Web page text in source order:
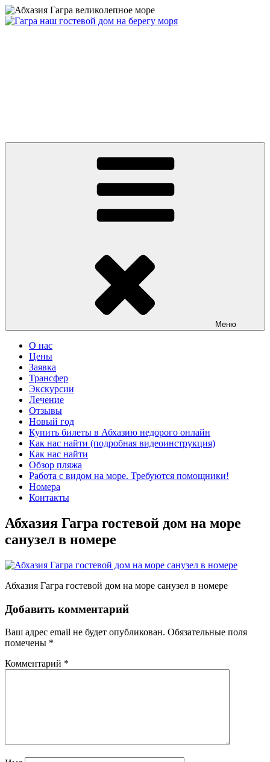
Перейти
к
Меню
О нас
Цены
Заявка
Трансфер
Экскурсии
Лечение
Отзывы
Новый год
Купить билеты в Абхазию недорого онлайн
Как нас найти (подробная видеоинструкция)
Как нас найти
Обзор пляжа
Работа с видом на море. Требуются помощники!
Номера
Контакты
Абхазия Гагра гостевой дом на море
санузел в номере
Абхазия Гагра гостевой дом на море санузел в номере
Добавить комментарий
Ваш адрес email не будет опубликован. Обязательные поля
помечены *
Комментарий *